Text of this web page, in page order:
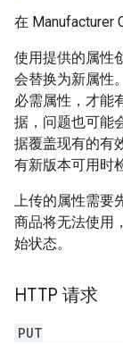
在 Manufacturer
使用提供的属性
会替换为新属性
必需属性，才能
据，问题也可能
据覆盖现有的有
有新版本可用时
上传的属性需要
商品将无法使用
始状态。
HTTP 请求
PUT